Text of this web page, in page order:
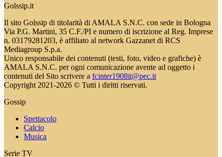
Golssip.it
Il sito Golssip di titolarità di AMALA S.N.C. con sede in Bologna
Via P.G. Martini, 35 C.F./PI e numero di iscrizione al Reg. Imprese
n. 03179281203, è affiliato al network Gazzanet di RCS
Mediagroup S.p.a.
Unico responsabile dei contenuti (testi, foto, video e grafiche) è
AMALA S.N.C. per ogni comunicazione avente ad oggetto i
contenuti del Sito scrivere a fcinter1908it@pec.it
Copyright 2021-2026 © Tutti i diritti riservati.
Gossip
Spettacolo
Calcio
Musica
Serie TV